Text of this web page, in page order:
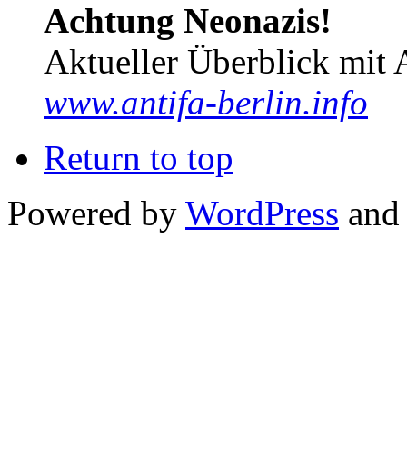
Achtung Neonazis!
Aktueller Überblick mit
www.antifa-berlin.info
Return to top
Powered by WordPress